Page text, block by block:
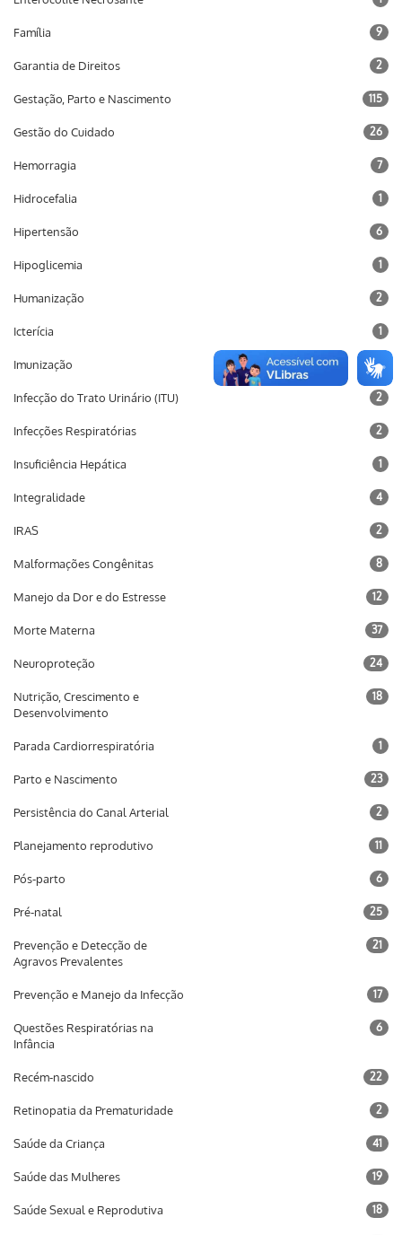
Família 9
Garantia de Direitos 2
Gestação, Parto e Nascimento 115
Gestão do Cuidado 26
Hemorragia 7
Hidrocefalia 1
Hipertensão 6
Hipoglicemia 1
Humanização 2
Icterícia 1
Imunização 10
Infecção do Trato Urinário (ITU) 2
Infecções Respiratórias 2
Insuficiência Hepática 1
Integralidade 4
IRAS 2
Malformações Congênitas 8
Manejo da Dor e do Estresse 12
Morte Materna 37
Neuroproteção 24
Nutrição, Crescimento e
Desenvolvimento
18
Parada Cardiorrespiratória 1
Parto e Nascimento 23
Persistência do Canal Arterial 2
Planejamento reprodutivo 11
Pós-parto 6
Pré-natal 25
Prevenção e Detecção de
Agravos Prevalentes
21
Prevenção e Manejo da Infecção 17
Questões Respiratórias na
Infância
6
Recém-nascido 22
Retinopatia da Prematuridade 2
Saúde da Criança 41
Saúde das Mulheres 19
Saúde Sexual e Reprodutiva 18